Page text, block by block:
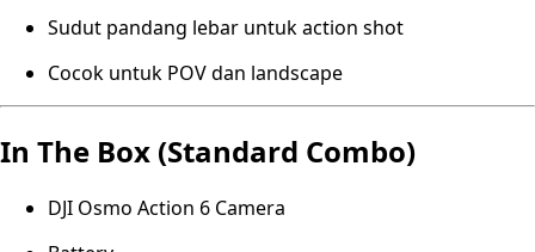
Sudut pandang lebar untuk action shot
Cocok untuk POV dan landscape
In The Box (Standard Combo)
DJI Osmo Action 6 Camera